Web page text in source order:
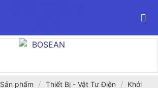
Sản phẩm / Thiết Bị - Vật Tư Điện / Khởi